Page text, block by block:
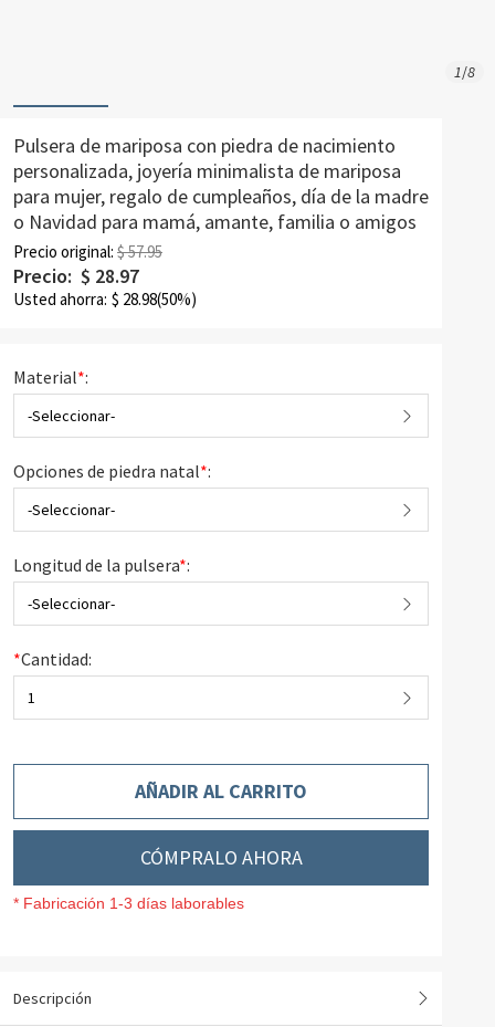
1/8
Pulsera de mariposa con piedra de nacimiento
personalizada, joyería minimalista de mariposa
para mujer, regalo de cumpleaños, día de la madre
o Navidad para mamá, amante, familia o amigos
Precio original: $ 57.95
Precio: $ 28.97
Usted ahorra: $ 28.98(50%)
Material*:
-Seleccionar-
Opciones de piedra natal*:
-Seleccionar-
Longitud de la pulsera*:
-Seleccionar-
*Cantidad:
1
AÑADIR AL CARRITO
CÓMPRALO AHORA
* Fabricación 1-3 días laborables
Descripción